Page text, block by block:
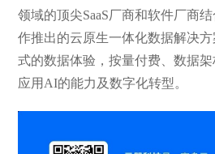
领域的顶尖SaaS厂商和软件厂商
作推出的云原生一体化数据解决
式的数据体验，按量付费、数据
应用AI的能力及数字化转型。